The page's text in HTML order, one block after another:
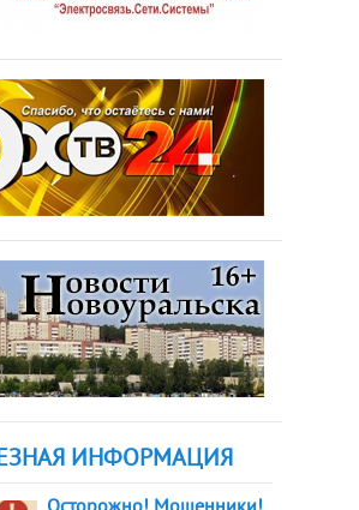
ИНФОРМАЦИЯ
Осторожно! Мошенники!